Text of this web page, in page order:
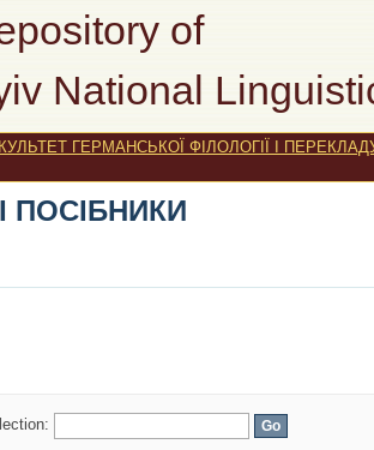
of
National
ПОСІБНИКИ
ГЕРМАНСЬКОЇ ФІЛОЛОГІЇ І
ПОСІБНИКИ